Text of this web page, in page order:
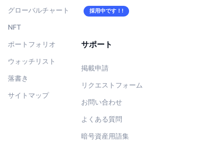
グローバルチャート
NFT
ポートフォリオ
ウォッチリスト
落書き
サイトマップ
採用中です！!
サポート
掲載申請
リクエストフォーム
お問い合わせ
よくある質問
暗号資産用語集